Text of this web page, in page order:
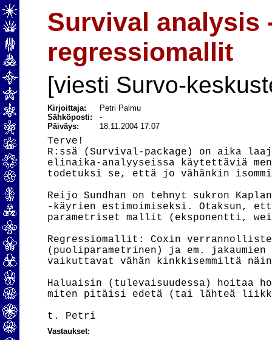
Survival analysis
regressiomallit
[viesti Survo-
Kirjoittaja:
Petri Palmu
Sähköposti:-
Päiväys:
18.11.2004 17:07
Terve!
R:ssä (Survival-package) on aika
elinaika-analyyseissa käytettäviä
todetuksi se, että jo vähänkin
Reijo Sundhan on tehnyt sukron
-käyrien estimoimiseksi. Otaksun,
parametriset mallit (eksponentti,
Regressiomallit: Coxin
(puoliparametrinen) ja em.
vaikuttavat vähän kinkkisemmiltä
Haluaisin (tulevaisuudessa) hoitaa
miten pitäisi edetä (tai lähteä
Vastaukset: